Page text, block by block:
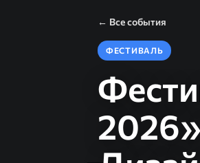
← Все события
ФЕСТИВАЛЬ